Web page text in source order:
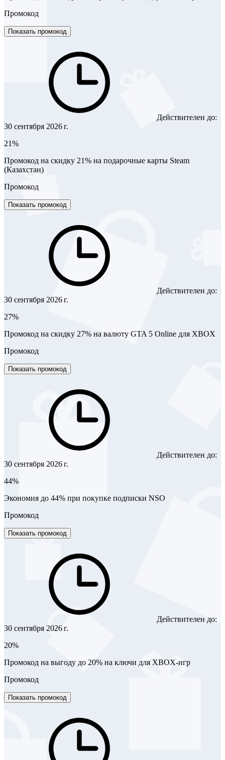
Промокод
Показать промокод
Действителен до:
30 сентября 2026 г.
21%
Промокод на скидку 21% на подарочные карты Steam
(Казахстан)
Промокод
Показать промокод
Действителен до:
30 сентября 2026 г.
27%
Промокод на скидку 27% на валюту GTA 5 Online для XBOX
Промокод
Показать промокод
Действителен до:
30 сентября 2026 г.
44%
Экономия до 44% при покупке подписки NSO
Промокод
Показать промокод
Действителен до:
30 сентября 2026 г.
20%
Промокод на выгоду до 20% на ключи для XBOX-игр
Промокод
Показать промокод